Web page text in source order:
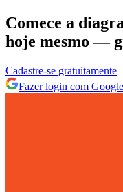
Comece a
hoje mesmo —
Cadastre‐se gratuitamente
Fazer login com Google